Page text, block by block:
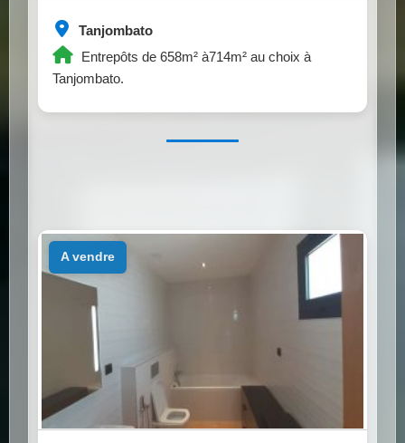
Tanjombato
Entrepôts de 658m² à714m² au choix à
Tanjombato.
a vendre